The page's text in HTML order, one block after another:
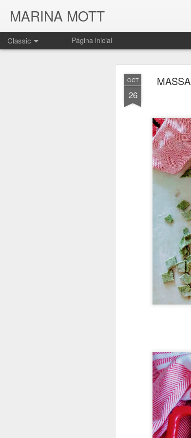
OCT
26
MARINA MOTT
Classic Página inicial
Que bolo
um